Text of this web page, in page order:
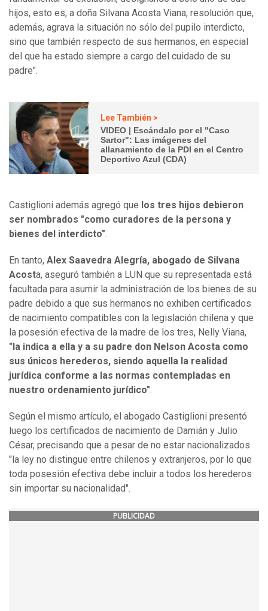
hijos, esto es, a doña Silvana Acosta Viana, resolución que,
además, agrava la situación no sólo del pupilo interdicto,
sino que también respecto de sus hermanos, en especial
del que ha estado siempre a cargo del cuidado de su
padre".
Lee También >
VIDEO | Escándalo por el "Caso
Sartor": Las imágenes del
allanamiento de la PDI en el Centro
Deportivo Azul (CDA)
Castiglioni además agregó que los tres hijos debieron
ser nombrados "como curadores de la persona y
bienes del interdicto".
En tanto, Alex Saavedra Alegría, abogado de Silvana
Acosta, aseguró también a LUN que su representada está
facultada para asumir la administración de los bienes de su
padre debido a que sus hermanos no exhiben certificados
de nacimiento compatibles con la legislación chilena y que
la posesión efectiva de la madre de los tres, Nelly Viana,
"la indica a ella y a su padre don Nelson Acosta como
sus únicos herederos, siendo aquella la realidad
jurídica conforme a las normas contempladas en
nuestro ordenamiento jurídico".
Según el mismo artículo, el abogado Castiglioni presentó
luego los certificados de nacimiento de Damián y Julio
César, precisando que a pesar de no estar nacionalizados
"la ley no distingue entre chilenos y extranjeros, por lo que
toda posesión efectiva debe incluir a todos los herederos
sin importar su nacionalidad".
PUBLICIDAD